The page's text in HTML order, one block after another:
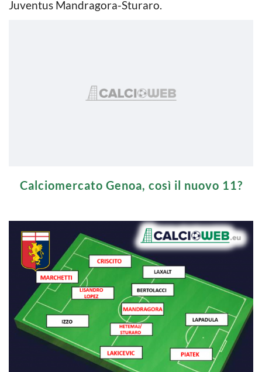
Juventus Mandragora-Sturaro.
Calciomercato Genoa, così il nuovo 11?